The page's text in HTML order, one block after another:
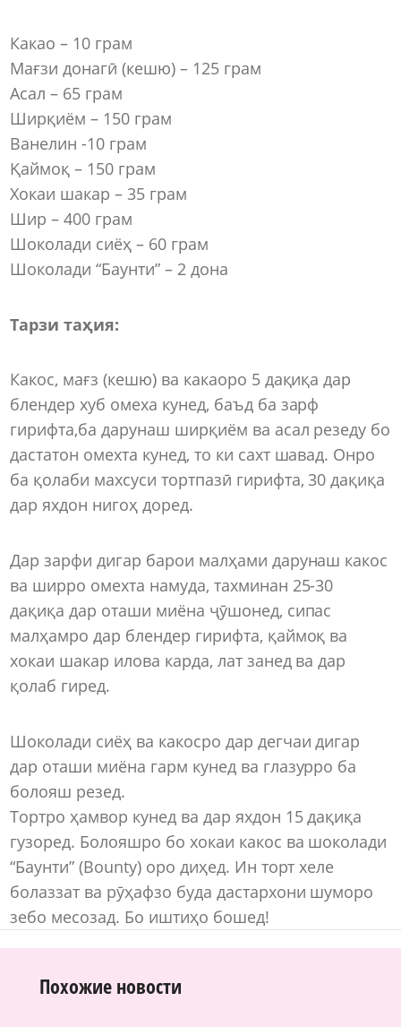
Какао – 10 грам
Мағзи донагӣ (кешю) – 125 грам
Асал – 65 грам
Ширқиём – 150 грам
Ванелин -10 грам
Қаймоқ – 150 грам
Хокаи шакар – 35 грам
Шир – 400 грам
Шоколади сиёҳ – 60 грам
Шоколади “Баунти” – 2 дона
Тарзи таҳия:
Какос, мағз (кешю) ва какаоро 5 дақиқа дар
блендер хуб омеха кунед, баъд ба зарф
гирифта,ба дарунаш ширқиём ва асал резеду бо
дастатон омехта кунед, то ки сахт шавад. Онро
ба қолаби махсуси тортпазӣ гирифта, 30 дақиқа
дар яхдон нигоҳ доред.
Дар зарфи дигар барои малҳами дарунаш какос
ва ширро омехта намуда, тахминан 25-30
дақиқа дар оташи миёна ҷӯшонед, сипас
малҳамро дар блендер гирифта, қаймоқ ва
хокаи шакар илова карда, лат занед ва дар
қолаб гиред.
Шоколади сиёҳ ва какосро дар дегчаи дигар
дар оташи миёна гарм кунед ва глазурро ба
болояш резед.
Тортро ҳамвор кунед ва дар яхдон 15 дақиқа
гузоред. Болояшро бо хокаи какос ва шоколади
“Баунти” (Bounty) оро диҳед. Ин торт хеле
болаззат ва рӯҳафзо буда дастархони шуморо
зебо месозад. Бо иштиҳо бошед!
Похожие новости